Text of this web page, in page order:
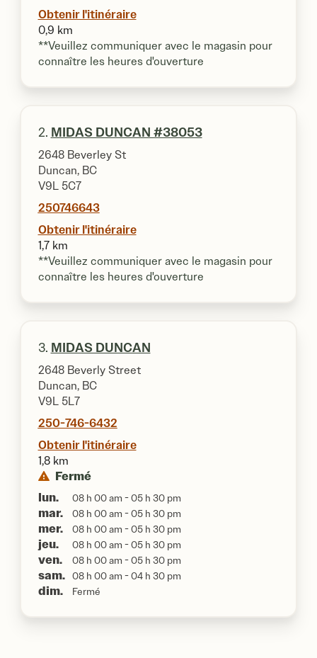
Obtenir l'itinéraire
0,9 km
**Veuillez communiquer avec le magasin pour
connaître les heures d'ouverture
2. MIDAS DUNCAN #38053
2648 Beverley St
Duncan, BC
V9L 5C7
250746643
Obtenir l'itinéraire
1,7 km
**Veuillez communiquer avec le magasin pour
connaître les heures d'ouverture
3. MIDAS DUNCAN
2648 Beverly Street
Duncan, BC
V9L 5L7
250-746-6432
Obtenir l'itinéraire
1,8 km
Fermé
lun.
08 h 00 am - 05 h 30 pm
mar. 08 h 00 am - 05 h 30 pm
mer. 08 h 00 am - 05 h 30 pm
jeu. 08 h 00 am - 05 h 30 pm
ven. 08 h 00 am - 05 h 30 pm
sam. 08 h 00 am - 04 h 30 pm
dim. Fermé